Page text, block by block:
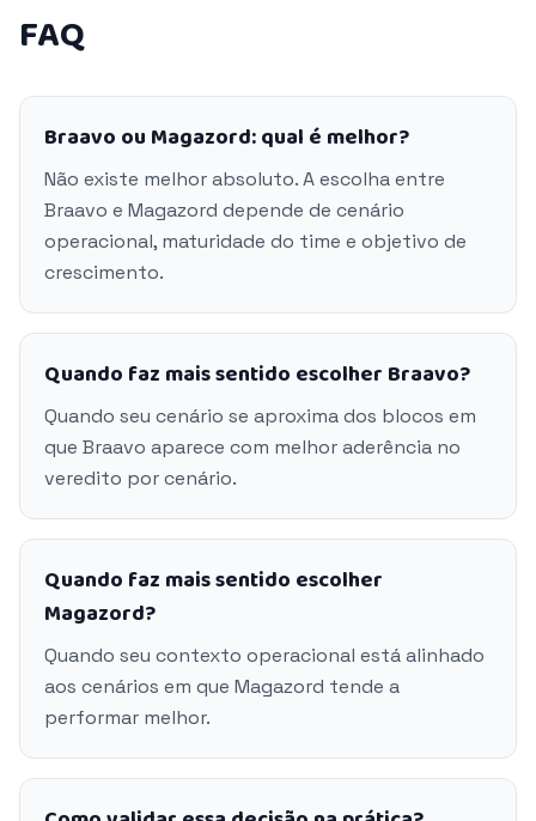
FAQ
Braavo ou Magazord: qual é melhor?
Não existe melhor absoluto. A escolha entre
Braavo e Magazord depende de cenário
operacional, maturidade do time e objetivo de
crescimento.
Quando faz mais sentido escolher Braavo?
Quando seu cenário se aproxima dos blocos em
que Braavo aparece com melhor aderência no
veredito por cenário.
Quando faz mais sentido escolher
Magazord?
Quando seu contexto operacional está alinhado
aos cenários em que Magazord tende a
performar melhor.